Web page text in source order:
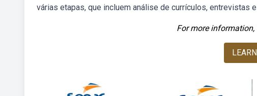
várias etapas, que incluem análise de currículos, entrevistas
For more